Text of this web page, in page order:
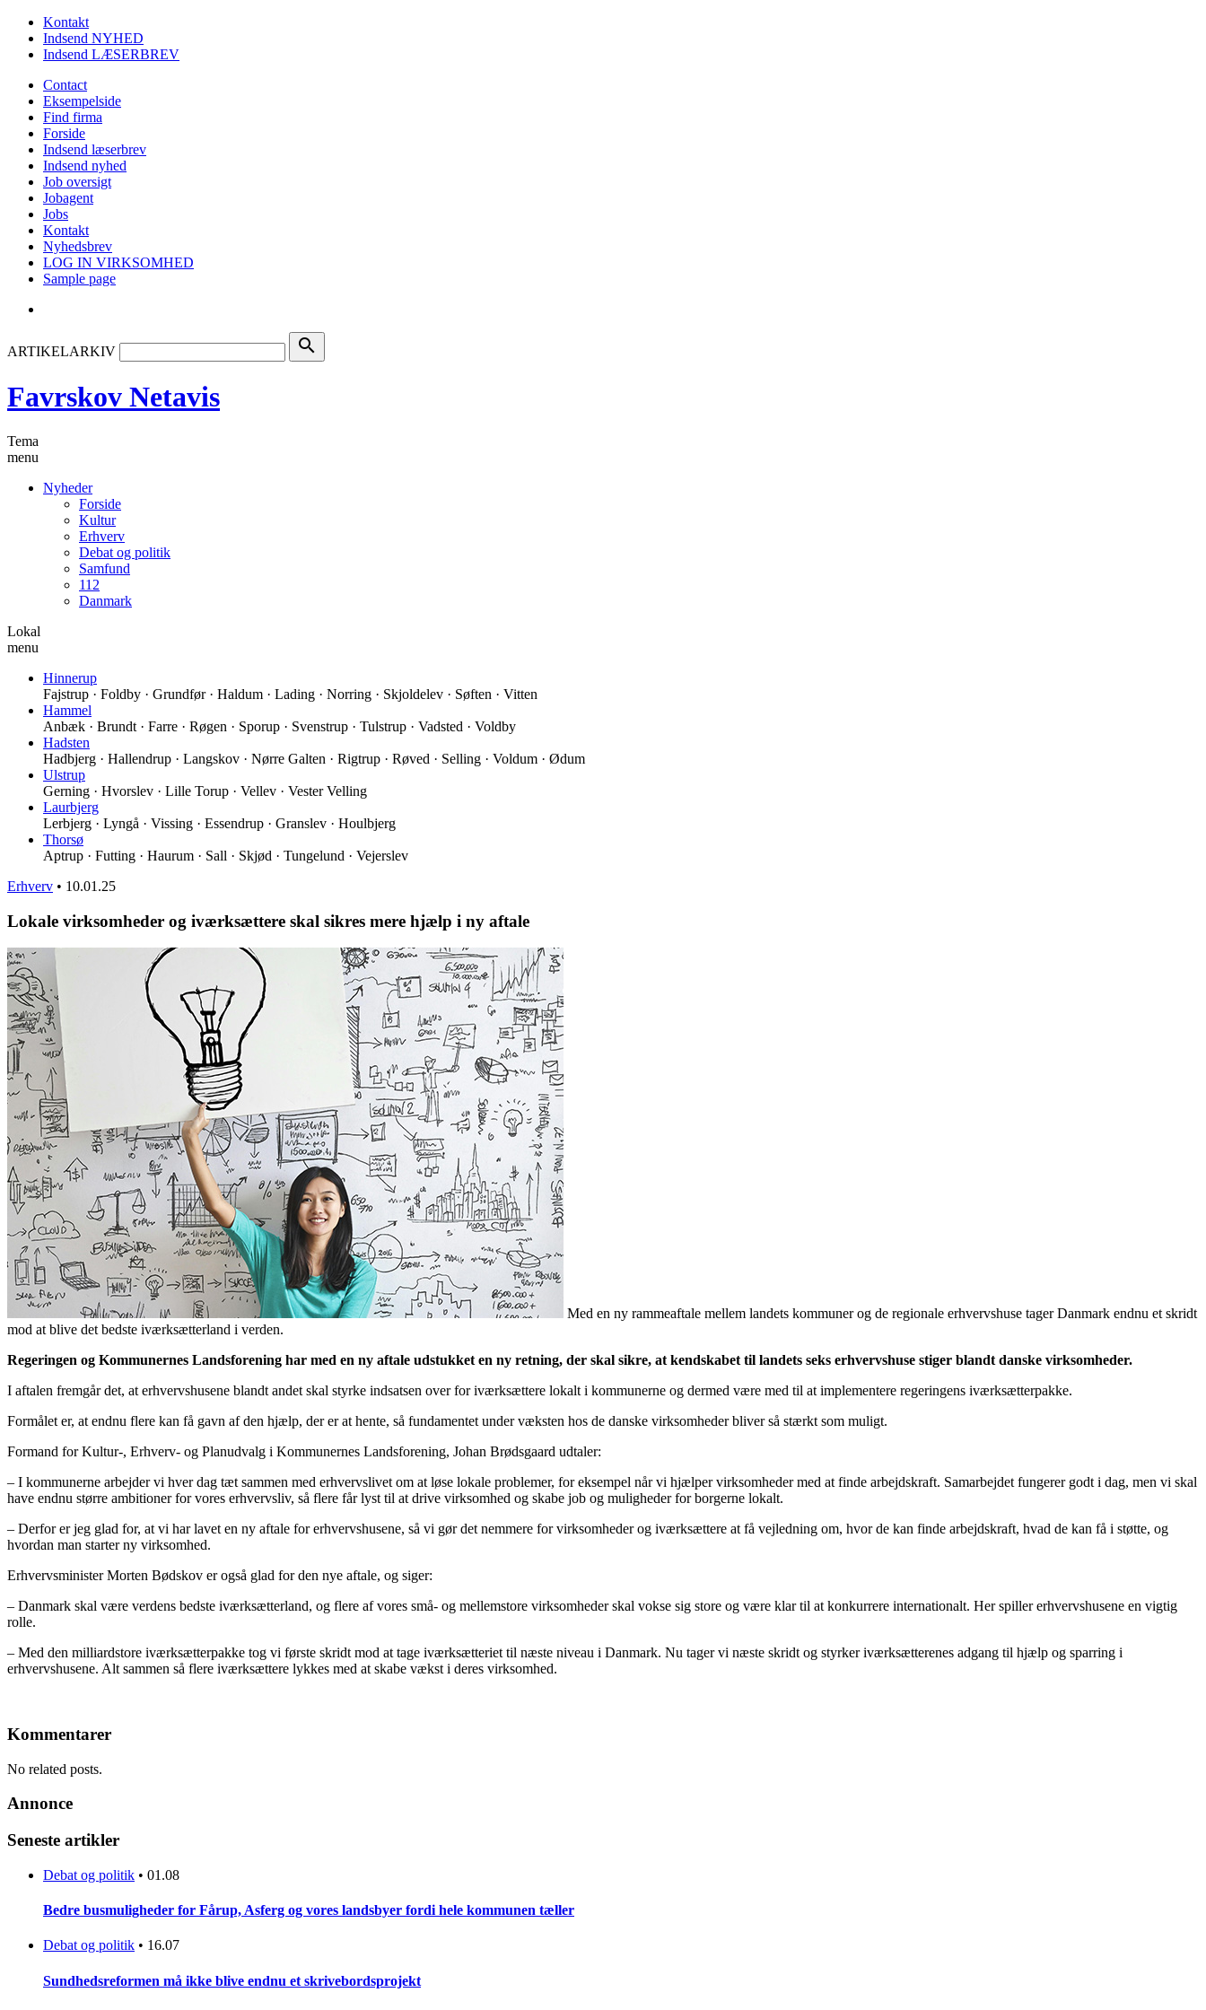
Kontakt
Indsend NYHED
Indsend LÆSERBREV
Contact
Eksempelside
Find firma
Forside
Indsend læserbrev
Indsend nyhed
Job oversigt
Jobagent
Jobs
Kontakt
Nyhedsbrev
LOG IN VIRKSOMHED
Sample page
ARTIKELARKIV search
Favrskov Netavis
Tema
menu
Nyheder
Forside
Kultur
Erhverv
Debat og politik
Samfund
112
Danmark
Lokal
menu
Hinnerup
Fajstrup · Foldby · Grundfør · Haldum · Lading · Norring · Skjoldelev · Søften · Vitten
Hammel
Anbæk · Brundt · Farre · Røgen · Sporup · Svenstrup · Tulstrup · Vadsted · Voldby
Hadsten
Hadbjerg · Hallendrup · Langskov · Nørre Galten · Rigtrup · Røved · Selling · Voldum · Ødum
Ulstrup
Gerning · Hvorslev · Lille Torup · Vellev · Vester Velling
Laurbjerg
Lerbjerg · Lyngå · Vissing · Essendrup · Granslev · Houlbjerg
Thorsø
Aptrup · Futting · Haurum · Sall · Skjød · Tungelund · Vejerslev
Erhverv • 10.01.25
Lokale virksomheder og iværksættere skal sikres mere hjælp i ny aftale
Med en ny rammeaftale mellem landets kommuner og de regionale erhvervshuse tager Danmark endnu et skridt
mod at blive det bedste iværksætterland i verden.
Regeringen og Kommunernes Landsforening har med en ny aftale udstukket en ny retning, der skal sikre, at kendskabet til landets seks erhvervshuse stiger blandt danske virksomheder.
I aftalen fremgår det, at erhvervshusene blandt andet skal styrke indsatsen over for iværksættere lokalt i kommunerne og dermed være med til at implementere regeringens iværksætterpakke.
Formålet er, at endnu flere kan få gavn af den hjælp, der er at hente, så fundamentet under væksten hos de danske virksomheder bliver så stærkt som muligt.
Formand for Kultur-, Erhverv- og Planudvalg i Kommunernes Landsforening, Johan Brødsgaard udtaler:
– I kommunerne arbejder vi hver dag tæt sammen med erhvervslivet om at løse lokale problemer, for eksempel når vi hjælper virksomheder med at finde arbejdskraft. Samarbejdet fungerer godt i dag, men vi skal
have endnu større ambitioner for vores erhvervsliv, så flere får lyst til at drive virksomhed og skabe job og muligheder for borgerne lokalt.
– Derfor er jeg glad for, at vi har lavet en ny aftale for erhvervshusene, så vi gør det nemmere for virksomheder og iværksættere at få vejledning om, hvor de kan finde arbejdskraft, hvad de kan få i støtte, og
hvordan man starter ny virksomhed.
Erhvervsminister Morten Bødskov er også glad for den nye aftale, og siger:
– Danmark skal være verdens bedste iværksætterland, og flere af vores små- og mellemstore virksomheder skal vokse sig store og være klar til at konkurrere internationalt. Her spiller erhvervshusene en vigtig
rolle.
– Med den milliardstore iværksætterpakke tog vi første skridt mod at tage iværksætteriet til næste niveau i Danmark. Nu tager vi næste skridt og styrker iværksætterenes adgang til hjælp og sparring i
erhvervshusene. Alt sammen så flere iværksættere lykkes med at skabe vækst i deres virksomhed.
Kommentarer
No related posts.
Annonce
Seneste artikler
Debat og politik • 01.08
Bedre busmuligheder for Fårup, Asferg og vores landsbyer fordi hele kommunen tæller
Debat og politik • 16.07
Sundhedsreformen må ikke blive endnu et skrivebordsprojekt